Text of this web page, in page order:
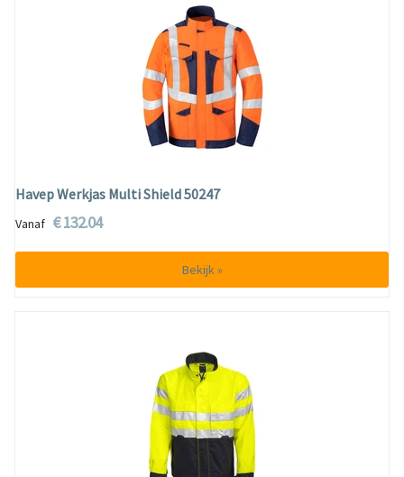
Havep Werkjas Multi Shield 50247
Vanaf € 132.04
Bekijk »